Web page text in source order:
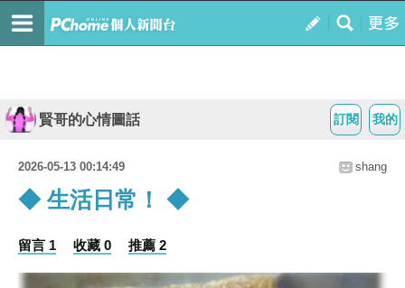
我的
訂閱
賢哥的心情圖話
2026-05-13 00:14:49 shang
◆ 生活日常！ ◆
留言 1 收藏 0 推薦 2